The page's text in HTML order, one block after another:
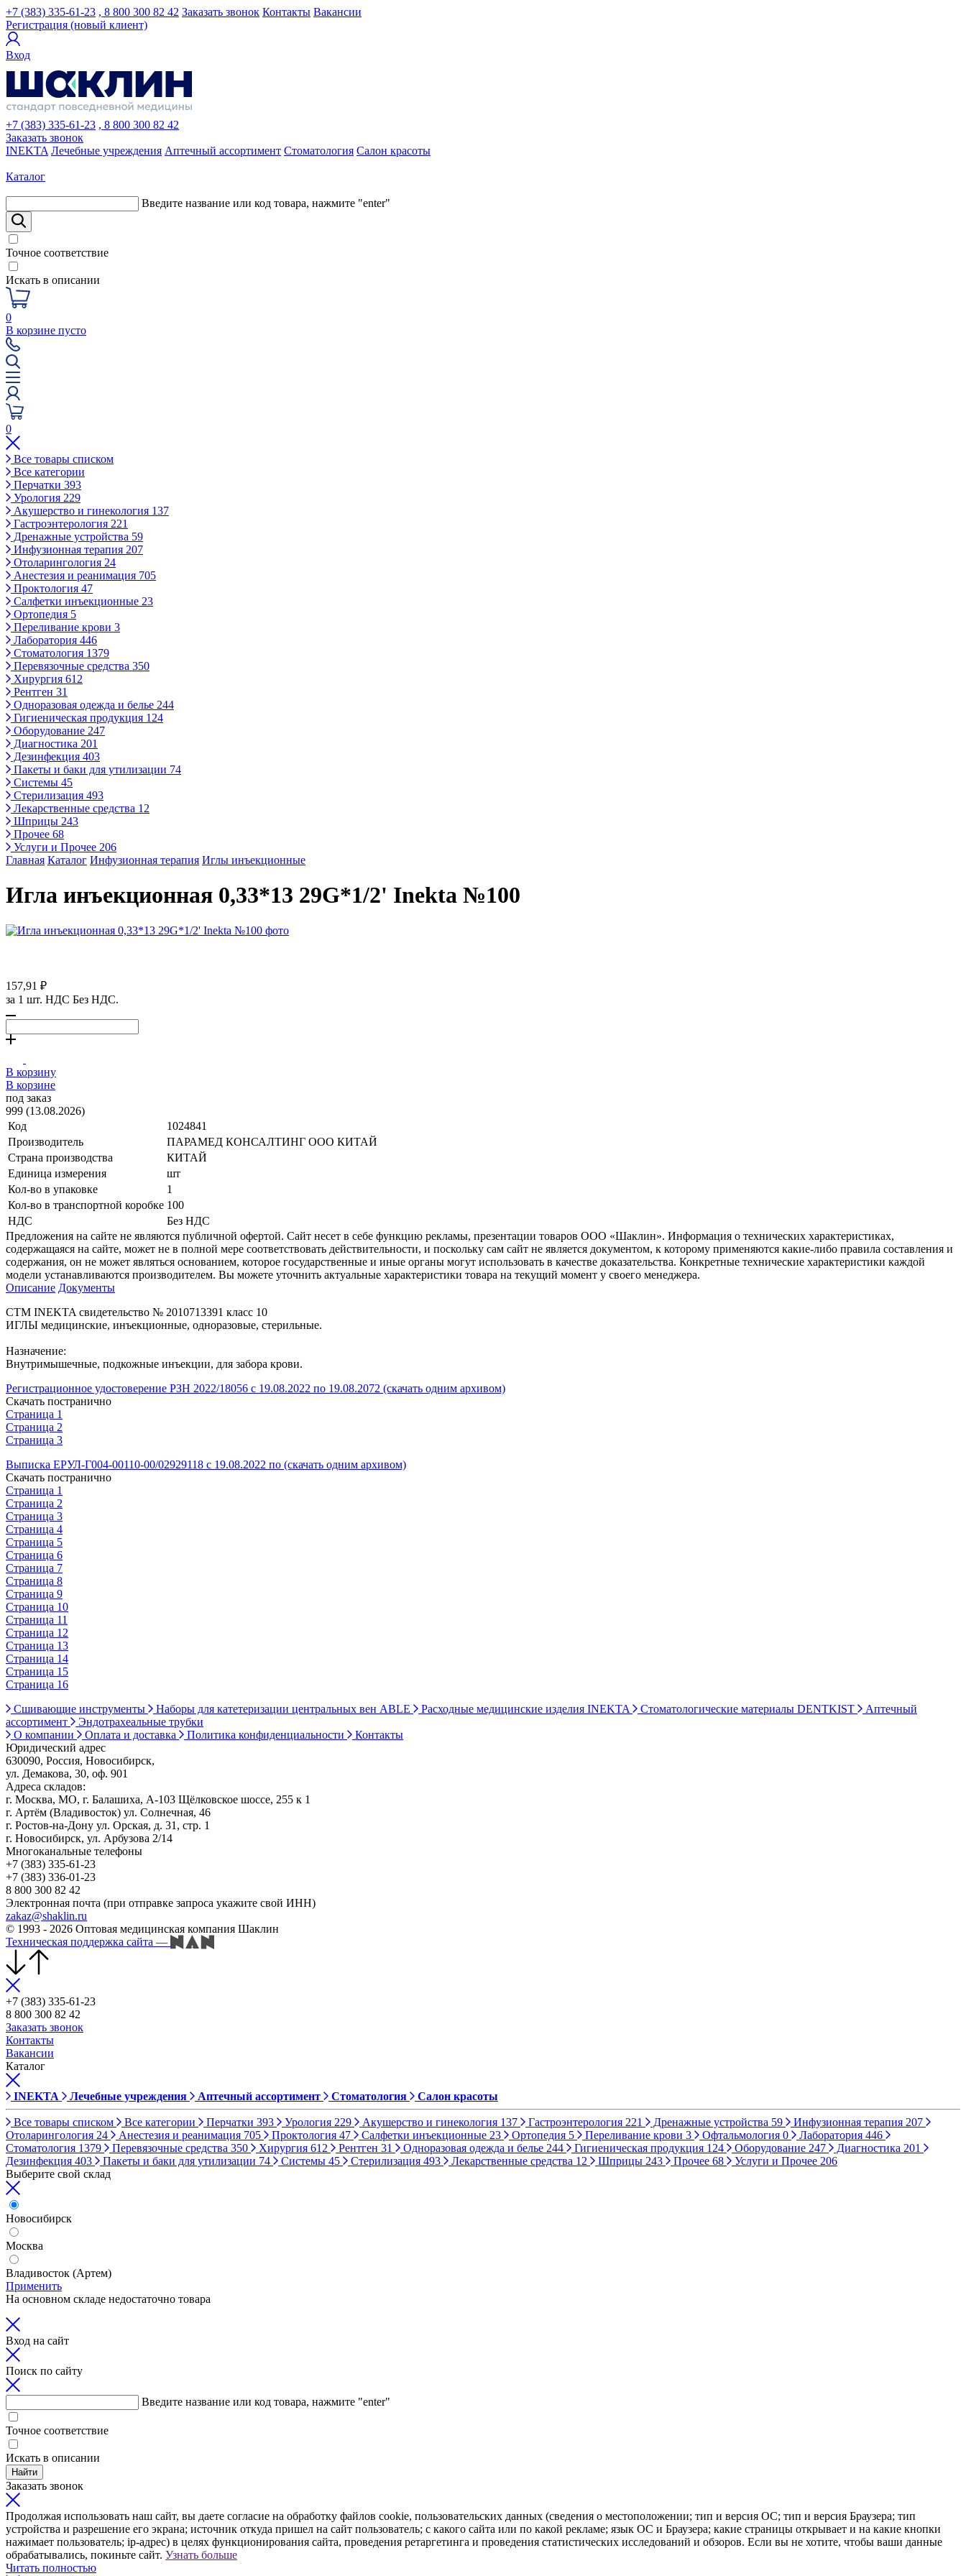
+7 (383) 335-61-23 , 8 800 300 82 42 Заказать звонок Контакты Вакансии
Регистрация (новый клиент)
Вход
+7 (383) 335-61-23 , 8 800 300 82 42
Заказать звонок
INEKTA Лечебные учреждения Аптечный ассортимент Стоматология Салон красоты
Каталог
Введите название или код товара, нажмите "enter"
Точное соответствие
Искать в описании
0
В корзине пусто
0
Все товары списком
Все категории
Перчатки 393
Урология 229
Акушерство и гинекология 137
Гастроэнтерология 221
Дренажные устройства 59
Инфузионная терапия 207
Отоларингология 24
Анестезия и реанимация 705
Проктология 47
Салфетки инъекционные 23
Ортопедия 5
Переливание крови 3
Лаборатория 446
Стоматология 1379
Перевязочные средства 350
Хирургия 612
Рентген 31
Одноразовая одежда и белье 244
Гигиеническая продукция 124
Оборудование 247
Диагностика 201
Дезинфекция 403
Пакеты и баки для утилизации 74
Системы 45
Стерилизация 493
Лекарственные средства 12
Шприцы 243
Прочее 68
Услуги и Прочее 206
Главная Каталог Инфузионная терапия Иглы инъекционные
Игла инъекционная 0,33*13 29G*1/2' Inekta №100
157,91 ₽
за 1 шт. НДС Без НДС.
В корзину
В корзине
под заказ
999 (13.08.2026)
Код
1024841
Производитель
ПАРАМЕД КОНСАЛТИНГ ООО КИТАЙ
Страна производства
КИТАЙ
Единица измерения
шт
Кол-во в упаковке
1
Кол-во в транспортной коробке 100
НДС
Без НДС
Предложения на сайте не являются публичной офертой. Сайт несет в себе функцию рекламы, презентации товаров ООО «Шаклин». Информация о технических характеристиках,
содержащаяся на сайте, может не в полной мере соответствовать действительности, и поскольку сам сайт не является документом, к которому применяются какие-либо правила составления и
содержания, он не может являться основанием, которое государственные и иные органы могут использовать в качестве доказательства. Конкретные технические характеристики каждой
модели устанавливаются производителем. Вы можете уточнить актуальные характеристики товара на текущий момент у своего менеджера.
Описание Документы
СТМ INEKTA свидетельство № 2010713391 класс 10
ИГЛЫ медицинские, инъекционные, одноразовые, стерильные.
Назначение:
Внутримышечные, подкожные инъекции, для забора крови.
Регистрационное удостоверение РЗН 2022/18056 с 19.08.2022 по 19.08.2072 (скачать одним архивом)
Скачать постранично
Страница 1
Страница 2
Страница 3
Выписка ЕРУЛ-Г004-00110-00/02929118 с 19.08.2022 по (скачать одним архивом)
Скачать постранично
Страница 1
Страница 2
Страница 3
Страница 4
Страница 5
Страница 6
Страница 7
Страница 8
Страница 9
Страница 10
Страница 11
Страница 12
Страница 13
Страница 14
Страница 15
Страница 16
Сшивающие инструменты
Наборы для катетеризации центральных вен ABLE Расходные медицинские изделия INEKTA Стоматологические материалы DENTKIST
Аптечный
ассортимент
Эндотрахеальные трубки
О компании
Оплата и доставка Политика конфиденциальности
Контакты
Юридический адрес
630090, Россия, Новосибирск,
ул. Демакова, 30, оф. 901
Адреса складов:
г. Москва, МО, г. Балашиха, А-103 Щёлковское шоссе, 255 к 1
г. Артём (Владивосток) ул. Солнечная, 46
г. Ростов-на-Дону ул. Орская, д. 31, стр. 1
г. Новосибирск, ул. Арбузова 2/14
Многоканальные телефоны
+7 (383) 335-61-23
+7 (383) 336-01-23
8 800 300 82 42
Электронная почта (при отправке запроса укажите свой ИНН)
zakaz@shaklin.ru
© 1993 - 2026 Оптовая медицинская компания Шаклин
Техническая поддержка сайта —
+7 (383) 335-61-23
8 800 300 82 42
Заказать звонок
Контакты
Вакансии
Каталог
INEKTA Лечебные учреждения Аптечный ассортимент Стоматология Салон красоты
Все товары списком Все категории Перчатки 393 Урология 229 Акушерство и гинекология 137 Гастроэнтерология 221 Дренажные устройства 59 Инфузионная терапия 207
Отоларингология 24 Анестезия и реанимация 705 Проктология 47 Салфетки инъекционные 23 Ортопедия 5 Переливание крови 3 Офтальмология 0 Лаборатория 446
Стоматология 1379 Перевязочные средства 350 Хирургия 612 Рентген 31 Одноразовая одежда и белье 244 Гигиеническая продукция 124 Оборудование 247 Диагностика 201
Дезинфекция 403 Пакеты и баки для утилизации 74 Системы 45 Стерилизация 493 Лекарственные средства 12 Шприцы 243 Прочее 68 Услуги и Прочее 206
Выберите свой склад
Новосибирск
Москва
Владивосток (Артем)
Применить
На основном складе недостаточно товара
Вход на сайт
Поиск по сайту
Введите название или код товара, нажмите "enter"
Точное соответствие
Искать в описании
Найти
Заказать звонок
Продолжая использовать наш сайт, вы даете согласие на обработку файлов cookie, пользовательских данных (сведения о местоположении; тип и версия ОС; тип и версия Браузера; тип
устройства и разрешение его экрана; источник откуда пришел на сайт пользователь; с какого сайта или по какой рекламе; язык ОС и Браузера; какие страницы открывает и на какие кнопки
нажимает пользователь; ip-адрес) в целях функционирования сайта, проведения ретаргетинга и проведения статистических исследований и обзоров. Если вы не хотите, чтобы ваши данные
обрабатывались, покиньте сайт. Узнать больше
Читать полностью